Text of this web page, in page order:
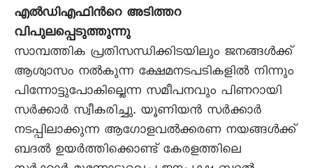
എല്‍ഡിഎഫിന്‍റെ അടിത്തറ
വിപുലപ്പെടുത്തുന്നു
സാമ്പത്തിക പ്രതിസന്ധിക്കിടയിലും ജനങ്ങള്‍ക്ക്
ആശ്വാസം നല്‍കുന്ന ക്ഷേമനടപടികളില്‍ നിന്നും
പിന്നോട്ടുപോകില്ലെന്ന സമീപനവും പിണറായി
സര്‍ക്കാര്‍ സ്വീകരിച്ചു. യൂണിയന്‍ സര്‍ക്കാര്‍
നടപ്പിലാക്കുന്ന ആഗോളവല്‍ക്കരണ നയങ്ങള്‍ക്ക്
ബദല്‍ ഉയര്‍ത്തിക്കൊണ്ട് കേരളത്തിലെ